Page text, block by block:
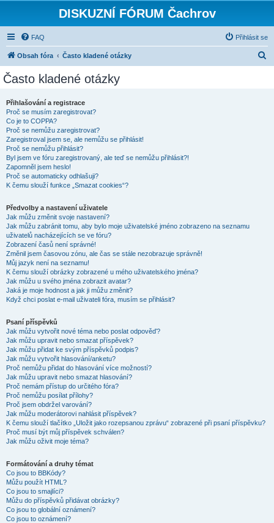
DISKUZNÍ FÓRUM Čachrov
FAQ Přihlásit se
Obsah fóra Často kladené otázky
Často kladené otázky
Přihlašování a registrace
Proč se musím zaregistrovat?
Co je to COPPA?
Proč se nemůžu zaregistrovat?
Zaregistroval jsem se, ale nemůžu se přihlásit!
Proč se nemůžu přihlásit?
Byl jsem ve fóru zaregistrovaný, ale teď se nemůžu přihlásit?!
Zapomněl jsem heslo!
Proč se automaticky odhlašuji?
K čemu slouží funkce „Smazat cookies“?
Předvolby a nastavení uživatele
Jak můžu změnit svoje nastavení?
Jak můžu zabránit tomu, aby bylo moje uživatelské jméno zobrazeno na seznamu
uživatelů nacházejících se ve fóru?
Zobrazení časů není správné!
Změnil jsem časovou zónu, ale čas se stále nezobrazuje správně!
Můj jazyk není na seznamu!
K čemu slouží obrázky zobrazené u mého uživatelského jména?
Jak můžu u svého jména zobrazit avatar?
Jaká je moje hodnost a jak ji můžu změnit?
Když chci poslat e-mail uživateli fóra, musím se přihlásit?
Psaní příspěvků
Jak můžu vytvořit nové téma nebo poslat odpověď?
Jak můžu upravit nebo smazat příspěvek?
Jak můžu přidat ke svým příspěvků podpis?
Jak můžu vytvořit hlasování/anketu?
Proč nemůžu přidat do hlasování více možností?
Jak můžu upravit nebo smazat hlasování?
Proč nemám přístup do určitého fóra?
Proč nemůžu posílat přílohy?
Proč jsem obdržel varování?
Jak můžu moderátorovi nahlásit příspěvek?
K čemu slouží tlačítko „Uložit jako rozepsanou zprávu“ zobrazené při psaní příspěvku?
Proč musí být můj příspěvek schválen?
Jak můžu oživit moje téma?
Formátování a druhy témat
Co jsou to BBKódy?
Můžu použít HTML?
Co jsou to smajlíci?
Můžu do příspěvků přidávat obrázky?
Co jsou to globální oznámení?
Co jsou to oznámení?